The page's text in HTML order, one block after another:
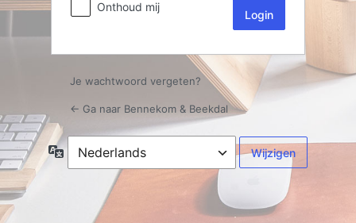
Onthoud mij
Je wachtwoord vergeten?
← Ga naar Bennekom & Beekdal
Taal